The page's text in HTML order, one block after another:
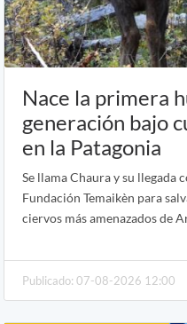
Nace la primera
generación bajo
en la Patagonia
Se llama Chaura y su llegada
Fundación Temaikèn para
ciervos más amenazados de
Publicado: 07-08-2026 12:00